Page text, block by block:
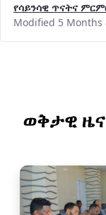
የሳይንሳዊ ጥናትና
Modified 5 Months
ወቅታዊ ዜና